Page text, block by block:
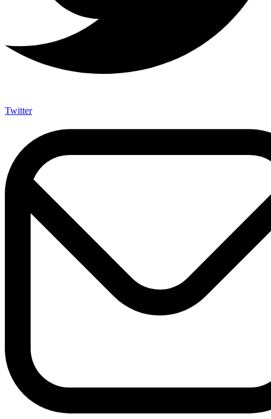
Twitter